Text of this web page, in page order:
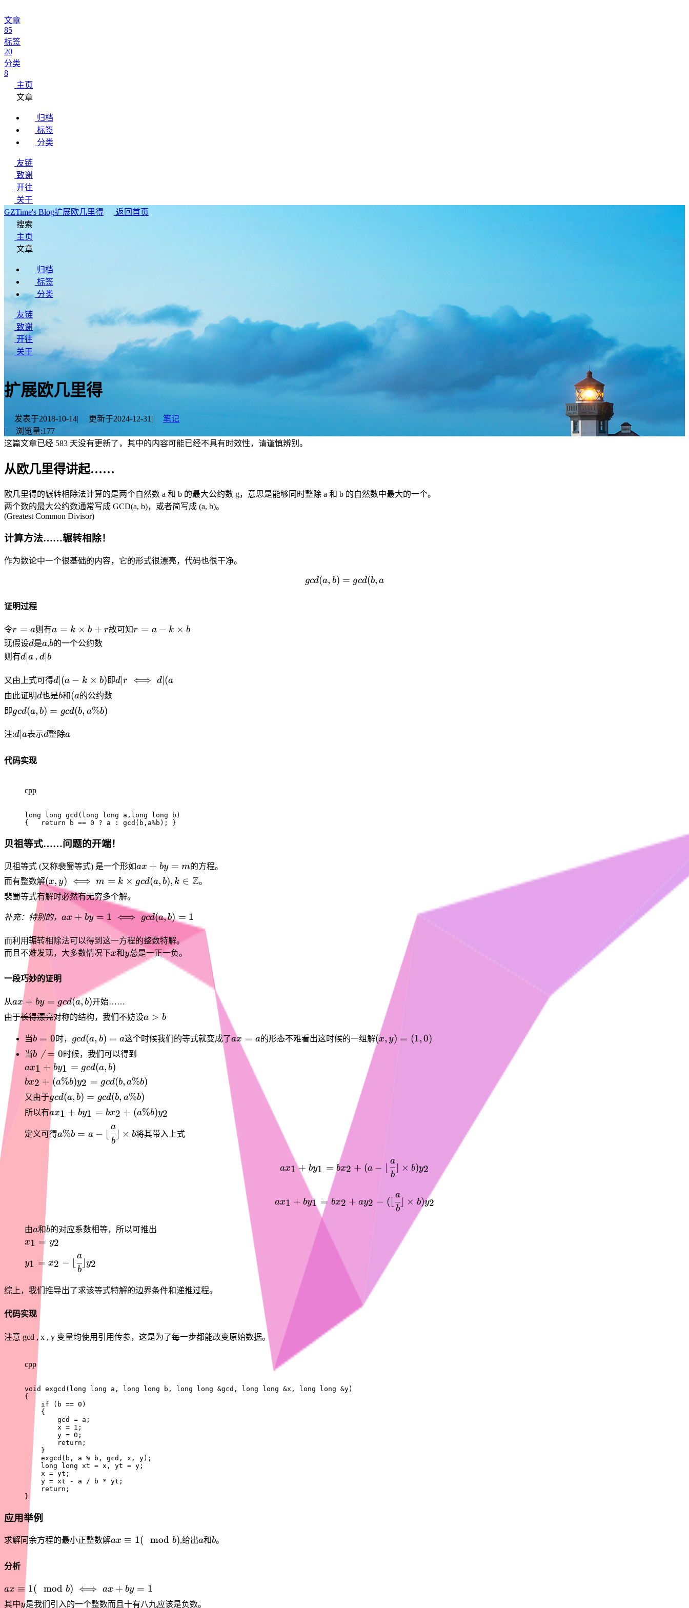
文章
85
标签
20
分类
8
主页
文章
归档
标签
分类
友链
致谢
开往
关于
GZTime's Blog扩展欧几里得
返回首页
搜索
主页
文章
归档
标签
分类
友链
致谢
开往
关于
扩展欧几里得
发表于2018-10-14| 更新于2024-12-31 |
笔记
|
浏览量:177
这篇文章已经 583 天没有更新了，其中的内容可能已经不具有时效性，请谨慎辨别。
从欧几里得讲起……
欧几里得的辗转相除法计算的是两个自然数 a 和 b 的最大公约数 g，意思是能够同时整除 a 和 b 的自然数中最大的一个。
两个数的最大公约数通常写成 GCD(a, b)，或者简写成 (a, b)。
(Greatest Common Divisor)
计算方法……辗转相除！
作为数论中一个很基础的内容，它的形式很漂亮，代码也很干净。
gcd(a,b) = gcd(b,a % b)
gcd(a, b) = gcd(b, a
证明过程
令r
=
a
%
b
r = a则有a = k
\times
a = k × b + r故可知r = a -
r = a − k × b
现假设d
d是a
a,b
b的一个公约数
则有d|a
d a , d|b
d b
又由上式可得d|(a -
k
\times
b)
d (a − k × b) 即d|r
d∣ r ⟺ d∣ (a
由此证明d
d也是b
b和(a%b)
(a的公约数
即gcd(a,b) =
gcd(a, b) = gcd(b, a%b)
注:d|a
d a表示d
d整除a
a
代码实现
cpp
long long gcd ( long long a , long long b )
{
return b == 0 ? a : gcd ( b , a%b ) ; }
贝祖等式……问题的开端！
贝祖等式 (又称裴蜀等式) 是一个形如ax
+
by
m
ax + by = m的方程。
而有整数解(x,y) \iff
m = k
\times
gcd(a,b)
\mathbb
Z
(x, y) ⟺ m = k × gcd(a, b), k ∈ Z。
裴蜀等式有解时必然有无穷多个解。
补充：特别的， ax + by =
gcd(a,b)=1
ax + by = 1 ⟺ gcd(a,b) = 1
而利用辗转相除法可以得到这一方程的整数特解。
而且不难发现，大多数情况下x
x和y
y总是一正一负。
一段巧妙的证明
从ax + by
=
gcd(a,b)
ax + by = gcd(a, b)开始……
由于长得漂亮对称的结构，我们不妨设a
b
a > b
当b
=
0
b = 0时， gcd(a,b)
= a
gcd(a, b) = a这个时候我们的等式就变成了ax
ax = a的形态不难看出这时候的一组解(x,y)
=
(x, y) = (1,0)
当b
\not=
b = 0时候，我们可以得到
ax_1 +
by_1 =
gcd(a,b)
ax1 + by1 = gcd(a, b)
bx_2 +
(a\%b)y_2
gcd(b,a\%b)
bx2 + (a%b)y2 = gcd(b, a%b)
又由于gcd(a,b) =
gcd(b,a\%b)
gcd(a, b) = gcd(b, a%b)
所以有ax_1 +
by_1 =
bx_2 +
(a\%b)y_2
ax1 + by1 = bx2 + (a%b)y2
定义可得
a\%b = a
- \lfloor
a%b = a − ⌊
b
a
⌋ × b将其带入上式
ax_1 + by_1 = bx_2 + (a - \lfloor {\cfrac{a}{b}} \rfloor \times b)y_2
ax1 + by1 = bx2 + (a −
b
a
⌋ × b)y2
ax_1 + by_1 = bx_2 + ay_2 - (\lfloor {\cfrac{a}{b}} \rfloor \times b)y_2
ax1 + by1 = bx2 + ay2 − (⌊
b
a
⌋ × b)y2
由a
a和b
b的对应系数相等，所以可推出
x_1
y_2
x1 = y2
y_1 = x_2
- \lfloor
{\cfrac{a}
{b}}
\rfloor
y_2
y1 = x2 −
b
a
⌋y2
综上，我们推导出了求该等式特解的边界条件和递推过程。
代码实现
注意 gcd , x , y 变量均使用引用传参，这是为了每一步都能改变原始数据。
cpp
void exgcd ( long long a , long long b , long long &gcd , long long &x , long long &y)
{
if
( b == 0 )
{
        gcd
= a ;
        x
= 1 ;
        y
= 0 ;
return ;
}
exgcd ( b , a % b , gcd , x , y) ;
long
long xt = x , yt = y ;
    x
= yt ;
    y
= xt - a / b * yt ;
return ;
}
应用举例
求解同余方程的最小正整数解ax
b)
ax ≡ 1( mod b),给出a
a和b
b。
分析
ax
\equiv
ax ≡ 1( mod b) ⟺ ax + by = 1
其中y
y是我们引入的一个整数而且十有八九应该是负数。